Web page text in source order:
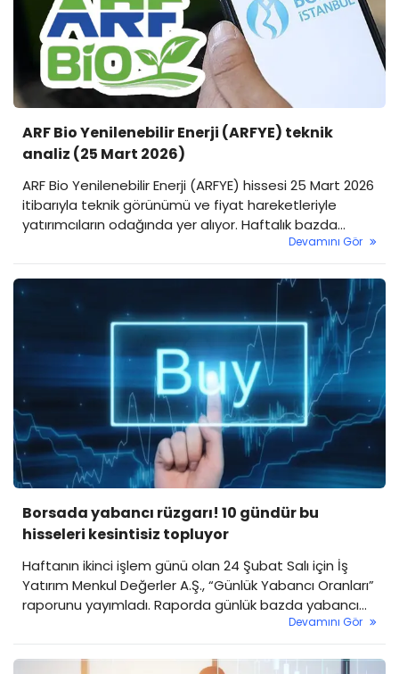
ARF Bio Yenilenebilir Enerji (ARFYE) teknik
analiz (25 Mart 2026)
ARF Bio Yenilenebilir Enerji (ARFYE) hissesi 25 Mart 2026
itibarıyla teknik görünümü ve fiyat hareketleriyle
yatırımcıların odağında yer alıyor. Haftalık bazda
yüzde 14,37'lik yükselişle dikkat çeken hissede, güçlü
trend korunurken kısa vadeli düzeltme sinyalleri de
izleniyor. ARFYE hisse analizi, destek-direnç seviyeleri
ve güncel teknik görünüm yatırımcılar tarafından
yakından takip ediliyor.
Devamını Gör
Borsada yabancı rüzgarı! 10 gündür bu
hisseleri kesintisiz topluyor
Haftanın ikinci işlem günü olan 24 Şubat Salı için İş
Yatırım Menkul Değerler A.Ş., “Günlük Yabancı Oranları”
raporunu yayımladı. Raporda günlük bazda yabancı
payı artan ve azalan hisselerin yanı sıra, son günlerde
yabancı oranı kesintisiz artan ve düşen şirketler de
paylaşıldı.
Devamını Gör